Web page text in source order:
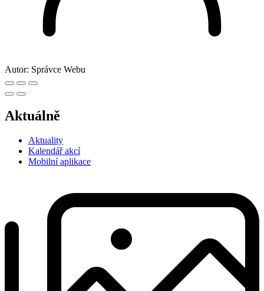
Autor: Správce Webu
Aktuálně
Aktuality
Kalendář akcí
Mobilní aplikace